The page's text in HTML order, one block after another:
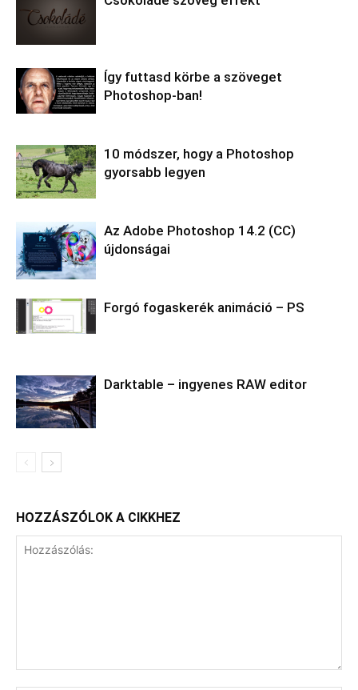
Így futtasd körbe a szöveget
Photoshop-ban!
10 módszer, hogy a Photoshop
gyorsabb legyen
Az Adobe Photoshop 14.2 (CC)
újdonságai
Forgó fogaskerék animáció – PS
Darktable – ingyenes RAW editor
HOZZÁSZÓLOK A CIKKHEZ